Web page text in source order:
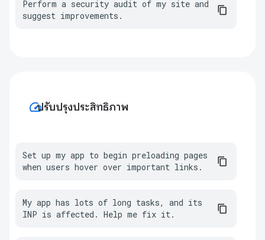
Perform a security audit of my site and
suggest improvements.
speedปรับปรุงประสิทธิภาพ
Set up my app to begin preloading pages
when users hover over important links.
My app has lots of long tasks, and its
INP is affected. Help me fix it.